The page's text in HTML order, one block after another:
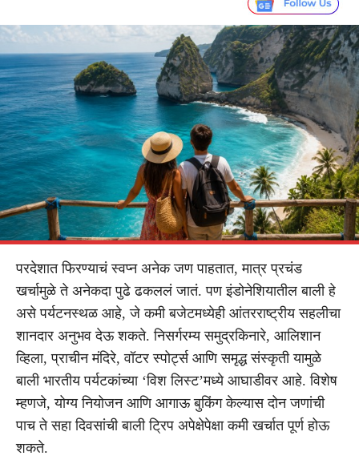
परदेशात फिरण्याचं स्वप्न अनेक जण पाहतात, मात्र प्रचंड
खर्चामुळे ते अनेकदा पुढे ढकललं जातं. पण इंडोनेशियातील बाली हे
असे पर्यटनस्थळ आहे, जे कमी बजेटमध्येही आंतरराष्ट्रीय सहलीचा
शानदार अनुभव देऊ शकते. निसर्गरम्य समुद्रकिनारे, आलिशान
व्हिला, प्राचीन मंदिरे, वॉटर स्पोर्ट्स आणि समृद्ध संस्कृती यामुळे
बाली भारतीय पर्यटकांच्या ‘विश लिस्ट’मध्ये आघाडीवर आहे. विशेष
म्हणजे, योग्य नियोजन आणि आगाऊ बुकिंग केल्यास दोन जणांची
पाच ते सहा दिवसांची बाली ट्रिप अपेक्षेपेक्षा कमी खर्चात पूर्ण होऊ
शकते.